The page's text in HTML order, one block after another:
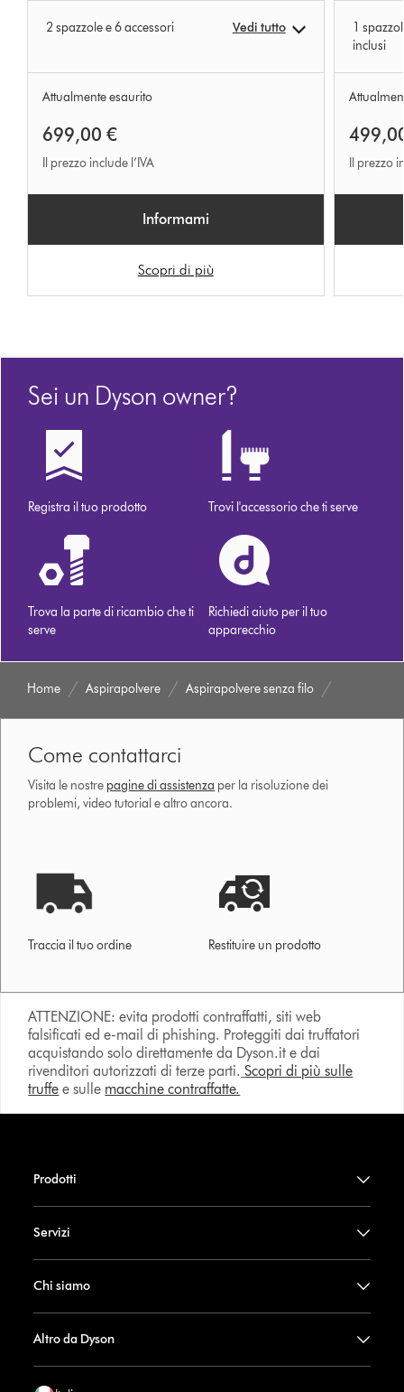
2 spazzole e 6 accessori Vedi tutto
Attualmente esaurito
699,00 €
Il prezzo include l’IVA
Informami
Scopri di più
1
inclusi
Il prezzo
Sei un Dyson owner?
Registra il tuo prodotto Trovi l'accessorio che ti serve
Trova la parte di ricambio che ti
serve
Richiedi aiuto per il tuo
apparecchio
Home Aspirapolvere Aspirapolvere senza filo
Come contattarci
Visita le nostre pagine di assistenza per la risoluzione dei
problemi, video tutorial e altro ancora.
Traccia il tuo ordine Restituire un prodotto
ATTENZIONE: evita prodotti contraffatti, siti web
falsificati ed e-mail di phishing. Proteggiti dai truffatori
acquistando solo direttamente da Dyson.it e dai
rivenditori autorizzati di terze parti. Scopri di più sulle
truffe e sulle macchine contraffatte.
Prodotti
Servizi
Chi siamo
Altro da Dyson